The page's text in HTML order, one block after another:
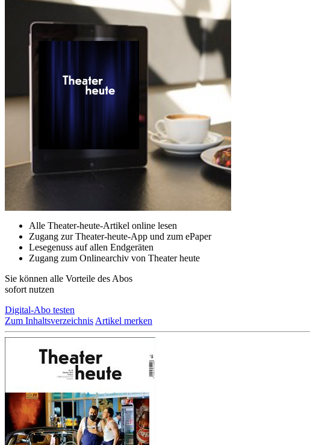
Alle Theater-heute-Artikel online lesen
Zugang zur Theater-heute-App und zum ePaper
Lesegenuss auf allen Endgeräten
Zugang zum Onlinearchiv von Theater heute
Sie können alle Vorteile des Abos
sofort nutzen
Digital-Abo testen
Zum Inhaltsverzeichnis Artikel merken